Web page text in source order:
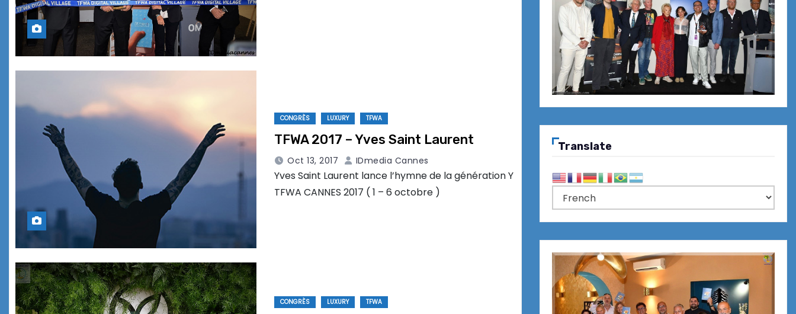
CONGRÈS LUXURY TFWA
TFWA 2017 – Yves Saint Laurent
Oct 13, 2017 IDmedia Cannes
Yves Saint Laurent lance l’hymne de la génération Y
TFWA CANNES 2017 ( 1 – 6 octobre )
CONGRÈS LUXURY TFWA
Translate